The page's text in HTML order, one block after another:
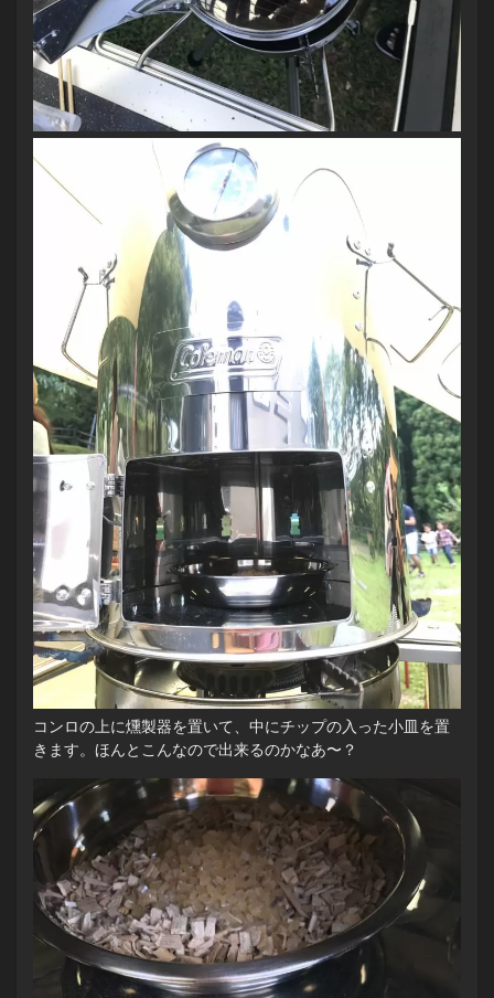
コンロの上に燻製器を置いて、中にチップの入った小皿を置
きます。ほんとこんなので出来るのかなあ〜？